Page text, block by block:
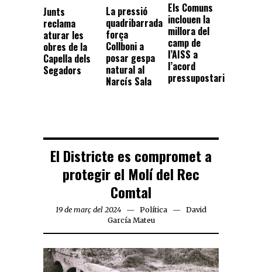
Junts
reclama
aturar les
obres de la
Capella dels
Segadors
La pressió
quadribarrada
força
Collboni a
posar gespa
natural al
Narcís Sala
Els Comuns
inclouen la
millora del
camp de
l’AISS a
l’acord
pressupostari
El Districte es compromet a
protegir el Molí del Rec
Comtal
19 de març del 2024 Política
David
García Mateu